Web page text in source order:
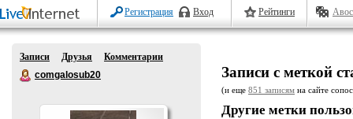
Регистрация Вход Рейтинги
Записи Друзья
Комментарии
comgalosub20
Записи с меткой
(и еще 851 записям на сайте
Другие метки